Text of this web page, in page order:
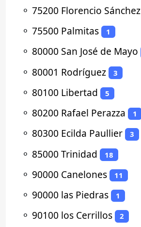
⚬ 75200 Florencio Sánchez
⚬ 75500 Palmitas 1
⚬ 80000 San José de Mayo
⚬ 80001 Rodríguez 3
⚬ 80100 Libertad 5
⚬ 80200 Rafael Perazza 1
⚬ 80300 Ecilda Paullier 3
⚬ 85000 Trinidad 18
⚬ 90000 Canelones 11
⚬ 90000 las Piedras 1
⚬ 90100 los Cerrillos 2